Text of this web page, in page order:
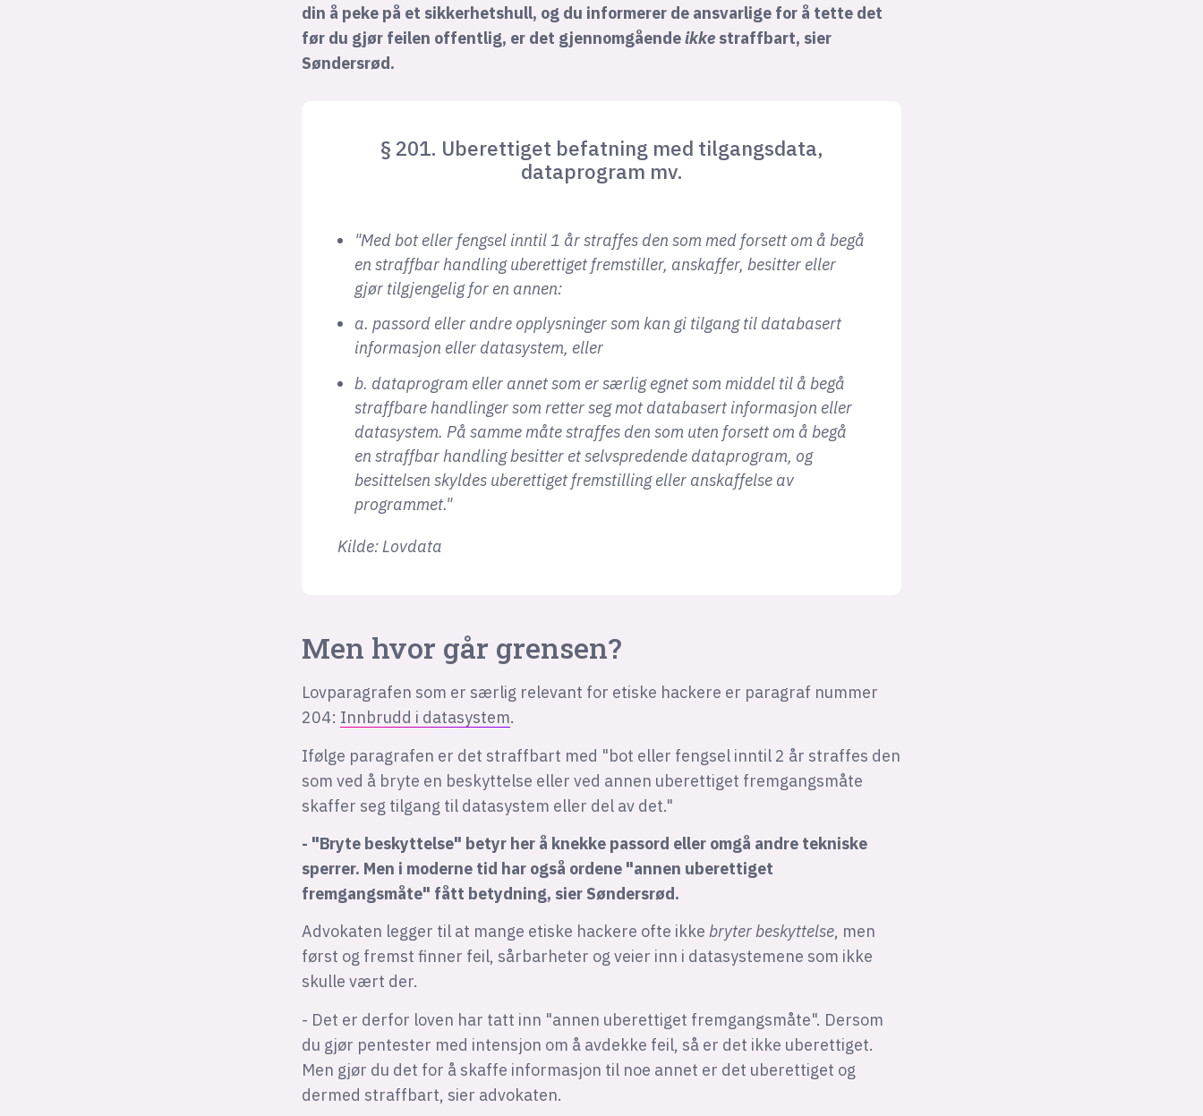
din å peke på et sikkerhetshull, og du informerer de ansvarlige for å tette det
før du gjør feilen offentlig, er det gjennomgåendeikke straffbart, sier
Søndersrød.
§ 201. Uberettiget befatning med tilgangsdata,
dataprogram mv.
"Med bot eller fengsel inntil 1 år straffes den som med forsett om å begå
en straffbar handling uberettiget fremstiller, anskaffer, besitter eller
gjør tilgjengelig for en annen:
a. passord eller andre opplysninger som kan gi tilgang til databasert
informasjon eller datasystem, eller
b. dataprogram eller annet som er særlig egnet som middel til å begå
straffbare handlinger som retter seg mot databasert informasjon eller
datasystem. På samme måte straffes den som uten forsett om å begå
en straffbar handling besitter et selvspredende dataprogram, og
besittelsen skyldes uberettiget fremstilling eller anskaffelse av
programmet."
Kilde: Lovdata
Men hvor går grensen?
Lovparagrafen som er særlig relevant for etiske hackere er paragraf nummer
204: Innbrudd i datasystem.
Ifølge paragrafen er det straffbart med "bot eller fengsel inntil 2 år straffes den
som ved å bryte en beskyttelse eller ved annen uberettiget fremgangsmåte
skaffer seg tilgang til datasystem eller del av det."
- "Bryte beskyttelse" betyr her å knekke passord eller omgå andre tekniske
sperrer. Men i moderne tid har også ordene "annen uberettiget
fremgangsmåte" fått betydning, sier Søndersrød.
Advokaten legger til at mange etiske hackere ofte ikke bryter beskyttelse, men
først og fremst finner feil, sårbarheter og veier inn i datasystemene som ikke
skulle vært der.
- Det er derfor loven har tatt inn "annen uberettiget fremgangsmåte". Dersom
du gjør pentester med intensjon om å avdekke feil, så er det ikke uberettiget.
Men gjør du det for å skaffe informasjon til noe annet er det uberettiget og
dermed straffbart, sier advokaten.